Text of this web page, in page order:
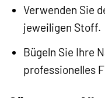
Verwenden Sie
jeweiligen Stoff.
Bügeln Sie Ihre
professionelles